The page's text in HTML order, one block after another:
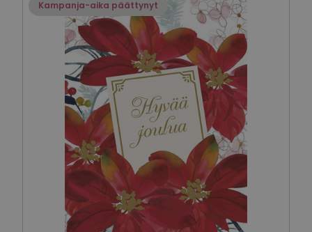
Kampanja-aika päättynyt